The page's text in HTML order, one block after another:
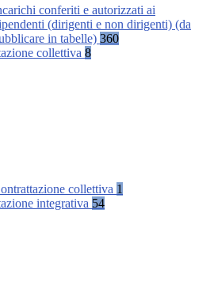
conferiti e autorizzati ai
(dirigenti e non dirigenti) (da
in tabelle) 360
collettiva 8
collettiva 1
integrativa 54